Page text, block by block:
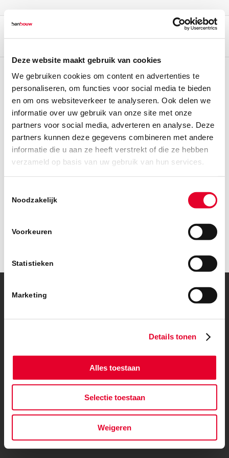
Deze website maakt gebruik van cookies
We gebruiken cookies om content en advertenties te
personaliseren, om functies voor social media te bieden
en om ons websiteverkeer te analyseren. Ook delen we
informatie over uw gebruik van onze site met onze
partners voor social media, adverteren en analyse. Deze
partners kunnen deze gegevens combineren met andere
informatie die u aan ze heeft verstrekt of die ze hebben
verzameld op basis van uw gebruik van hun services.
Noodzakelijk
Voorkeuren
Statistieken
Marketing
Details tonen
Alles toestaan
Selectie toestaan
Weigeren
© Copyright – BanBouw | Onderdeel van de
Algemene